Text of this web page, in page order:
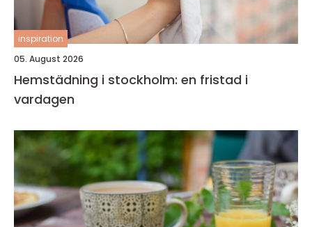
inspiration
05. August 2026
Hemstädning i stockholm: en fristad i
vardagen